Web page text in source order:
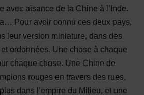
avec aisance de la Chine à l’Inde.
Pour avoir connu ces deux pays,
leur version miniature, dans des
ordonnées. Une chose à chaque
chaque chose. Une Chine de
rouges en travers des rues,
dans l’empire du Milieu, et une